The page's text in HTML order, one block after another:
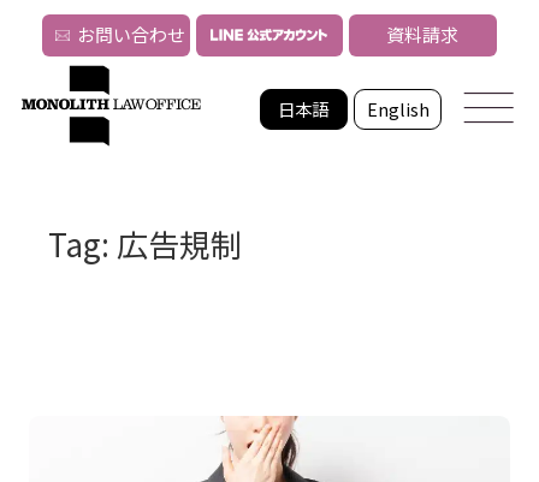
日本語 English
お問い合わせ 資料請求
Tag: 広告規制